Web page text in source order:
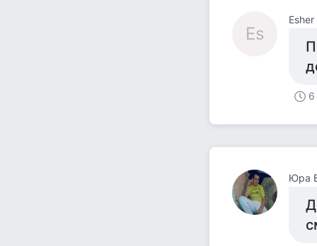
Es
Esher
6
Юра